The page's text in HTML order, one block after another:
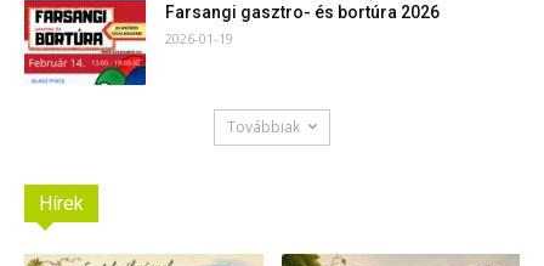
Farsangi gasztro- és bortúra 2026
2026-01-19
Továbbiak
Hírek